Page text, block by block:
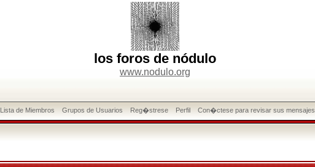
los foros de nódulo
www.nodulo.org
Lista de Miembros Grupos de Usuarios Reg�strese Perfil Con�ctese para revisar sus mensajes